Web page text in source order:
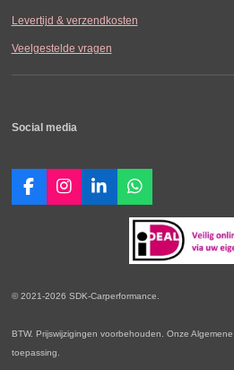
Levertijd & verzendkosten
Veelgestelde vragen
Social media
F
a
o
I
n
r
L
i
n
W
h
a
s
© 2021-2026 SDK-
Alle vermelde prijzen
BTW. Prijswijzigingen voorbehouden. Onze
toepassing.